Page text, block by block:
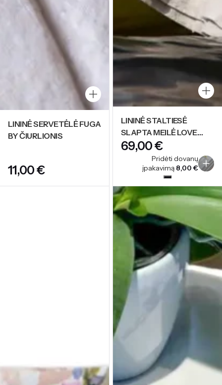
LININĖ SERVETĖLĖ FUGA
BY ČIURLIONIS
€
LININĖ STALTIESĖ
SLAPTA MEILĖ LOVE
STORY OF ROYAL
VILNIUS GREY
€
Pridėti dovanų
įpakavimą 8,00 €